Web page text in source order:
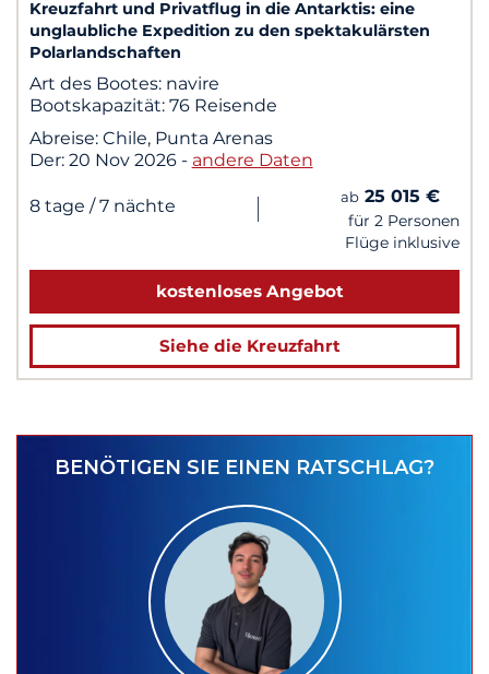
Kreuzfahrt und Privatflug in die Antarktis: eine
unglaubliche Expedition zu den spektakulärsten
Polarlandschaften
Art des Bootes: navire
Bootskapazität: 76 Reisende
Abreise: Chile, Punta Arenas
Der: 20 Nov 2026 - andere Daten
8 tage / 7 nächte | ab 25 015 €
für 2 Personen
Flüge inklusive
kostenloses Angebot
Siehe die Kreuzfahrt
BENÖTIGEN SIE EINEN RATSCHLAG?